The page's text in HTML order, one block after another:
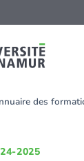
des
2025